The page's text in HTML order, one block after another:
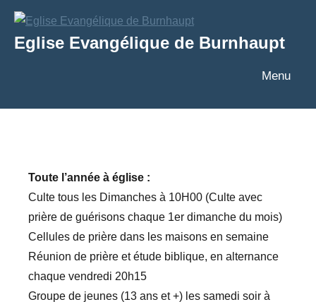
Aller
contenu
Eglise Evangélique de Burnhaupt
Texte
Menu
Toute l’année à église :
Culte tous les Dimanches à 10H00 (Culte avec
prière de guérisons chaque 1er dimanche du mois)
Cellules de prière dans les maisons en semaine
Réunion de prière et étude biblique, en alternance
chaque vendredi 20h15
Groupe de jeunes (13 ans et +) les samedi soir à